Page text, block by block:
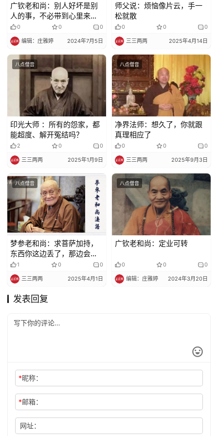
广钦老和尚：别人好坏是别
人的事，不必带到心里来烦
恼0 0 0
编辑：庄雅婷 2024年7月5日
师父说：烦恼像片云，手一
松就散
0 0 0
三三两两 2025年4月14日
八点僧音
印光大师 ：所有的怨家，都
能超度、解开冤结吗？
2 0 0
三三两两 2025年1月9日
八点僧音
净界法师：想久了，你就跟
真理相应了
0 0 0
三三两两 2025年9月3日
八点僧音
梦参老和尚：求菩萨加持，
东西你这边丢了，那边会捡
到丨拜忏满愿的故事
1 0 0
三三两两 2025年4月1日
八点僧音
广钦老和尚：定业可转
0 0 0
编辑：庄雅婷 2024年3月20日
发表回复
*昵称：
*邮箱：
网址：